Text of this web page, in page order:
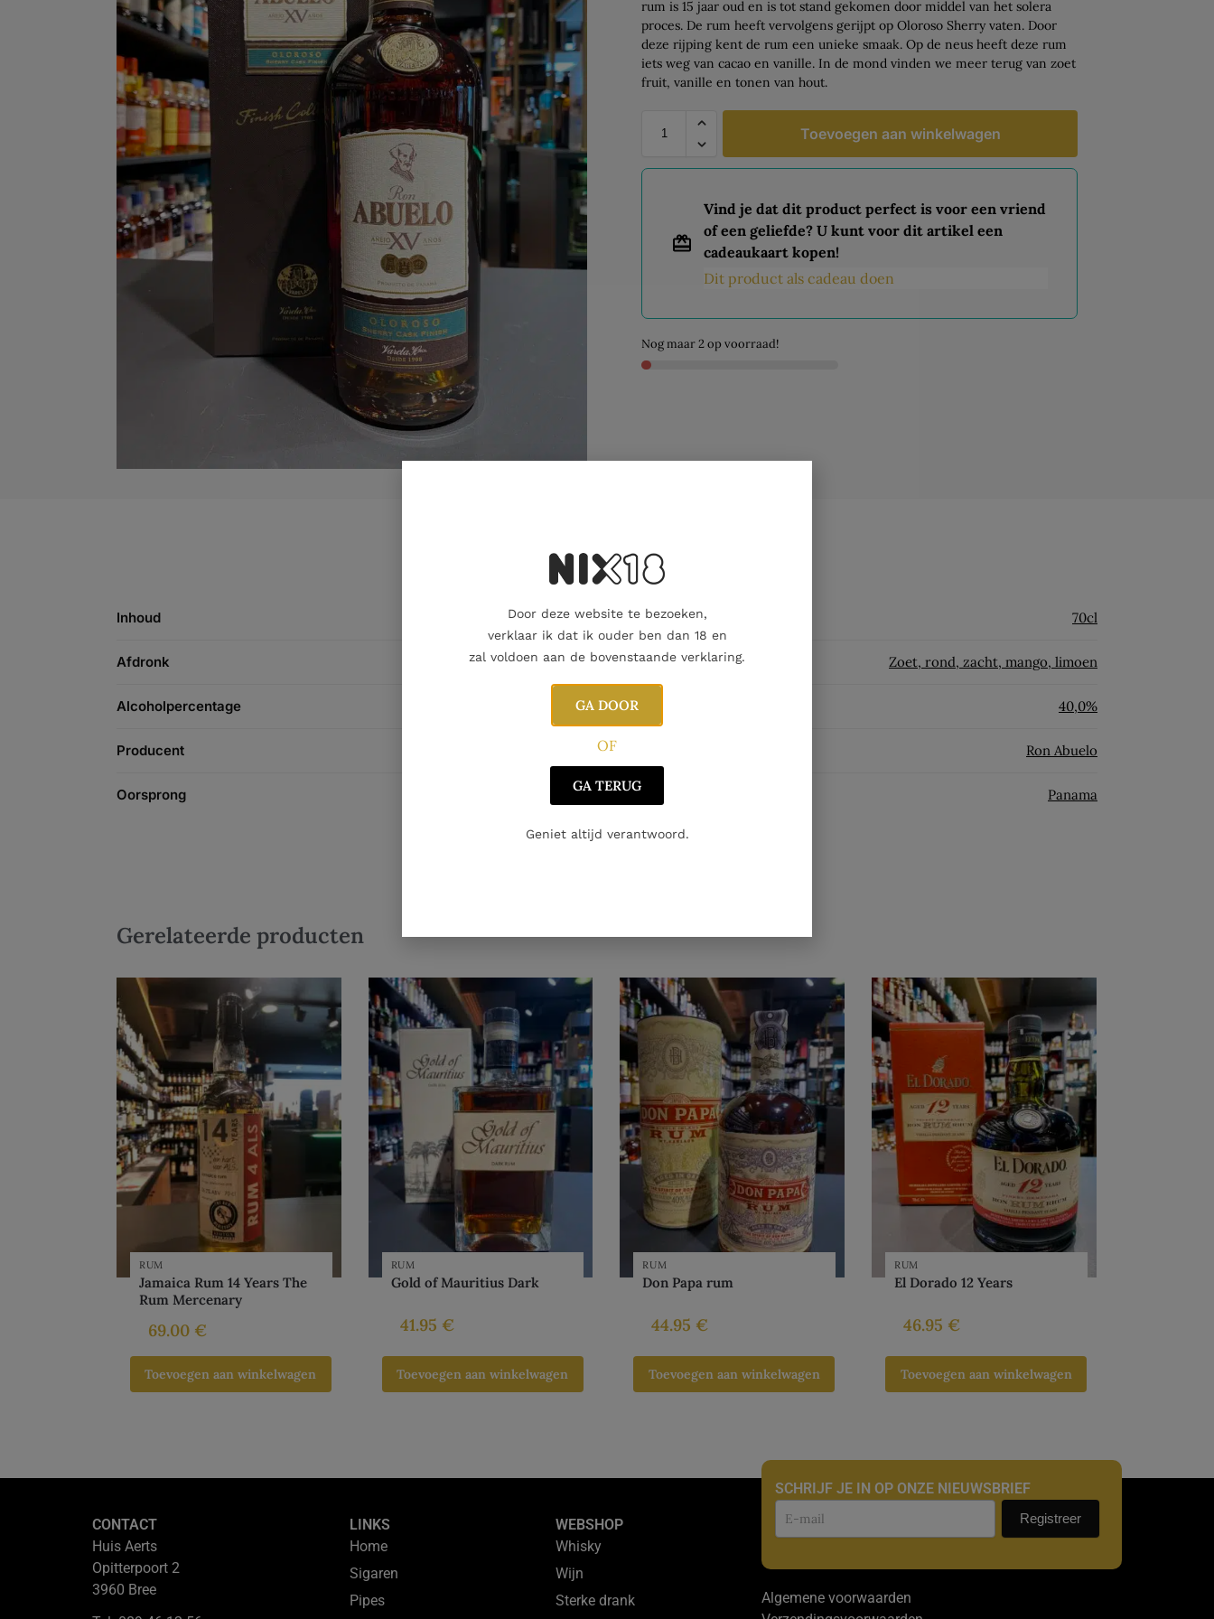
rum is 15 jaar oud en is tot stand gekomen door middel van het solera
proces. De rum heeft vervolgens gerijpt op Oloroso Sherry vaten. Door
deze rijping kent de rum een unieke smaak. Op de neus heeft deze rum
iets weg van cacao en vanille. In de mond vinden we meer terug van zoet
fruit, vanille en tonen van hout.
Toevoegen aan winkelwagen
Vind je dat dit product perfect is voor een vriend
of een geliefde? U kunt voor dit artikel een
cadeaukaart kopen!
Dit product als cadeau doen
Nog maar 2 op voorraad!
Inhoud 70cl
Afdronk Zoet, rond, zacht, mango, limoen
Alcoholpercentage 40,0%
Producent Ron Abuelo
Oorsprong Panama
Gerelateerde producten
RUM
Jamaica Rum 14 Years The
Rum Mercenary
69.00 €
Toevoegen aan winkelwagen
RUM
Gold of Mauritius Dark
41.95 €
Toevoegen aan winkelwagen
RUM
Don Papa rum
44.95 €
Toevoegen aan winkelwagen
RUM
El Dorado 12 Years
46.95 €
Toevoegen aan winkelwagen
CONTACT
Huis Aerts
Opitterpoort 2
3960 Bree
LINKS
Home
Sigaren
Pipes
WEBSHOP
Whisky
Wijn
Sterke drank
SCHRIJF JE IN OP ONZE NIEUWSBRIEF
Nieuwsbrief Registreer
Algemene voorwaarden
Door deze website te bezoeken,
verklaar ik dat ik ouder ben dan 18 en
zal voldoen aan de bovenstaande verklaring.
GA DOOR
OF
GA TERUG
Geniet altijd verantwoord.